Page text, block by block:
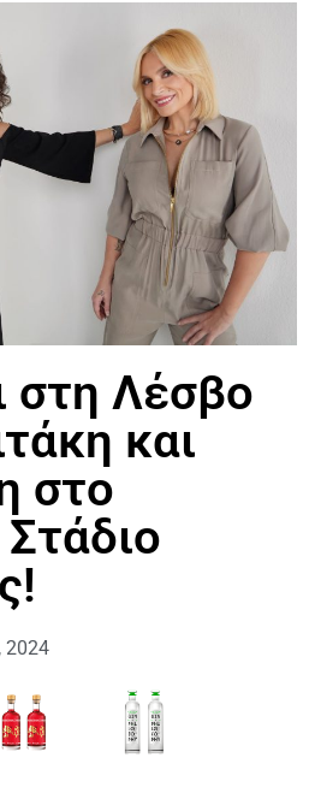
στη Λέσβο
και
στο
2024